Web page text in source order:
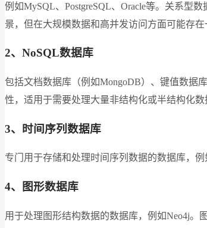
例如MySQL、PostgreSQL、Oracle等。关系型
景，但在大规模数据和高并发访问方面可能存在
2、NoSQL数据库
包括文档数据库（例如MongoDB）、键值数据
性，适用于需要处理大量非结构化或半结构化数
3、时间序列数据库
专门用于存储和处理时间序列数据的数据库，
4、图形数据库
用于处理图形结构数据的数据库，例如Neo4j。